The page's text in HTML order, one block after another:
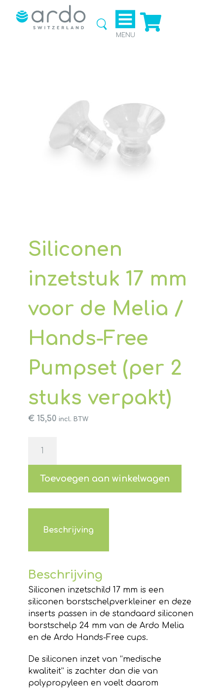
MENU
Siliconen
inzetstuk 17 mm
voor de Melia /
Hands-Free
Pumpset (per 2
stuks verpakt)
€ 15,50 incl. BTW
inzetstuk
17
mm
Free
(per
2
stuks
verpakt)
aantal
Toevoegen aan winkelwagen
Beschrijving
Beschrijving
Siliconen inzetschild 17 mm is een
siliconen borstschelpverkleiner en deze
inserts passen in de standaard siliconen
borstschelp 24 mm van de Ardo Melia
en de Ardo Hands-Free cups.
De siliconen inzet van “medische
kwaliteit” is zachter dan die van
polypropyleen en voelt daarom